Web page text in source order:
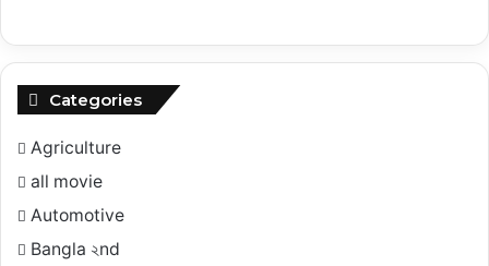
Categories
Agriculture
all movie
Automotive
Bangla ২nd